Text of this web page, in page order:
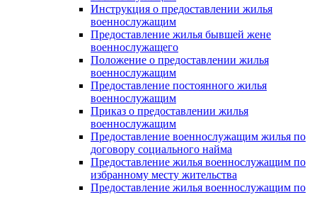
Инструкция о предоставлении жилья
военнослужащим
Предоставление жилья бывшей жене
военнослужащего
Положение о предоставлении жилья
военнослужащим
Предоставление постоянного жилья
военнослужащим
Приказ о предоставлении жилья
военнослужащим
Предоставление военнослужащим жилья по
договору социального найма
Предоставление жилья военнослужащим по
избранному месту жительства
Предоставление жилья военнослужащим по